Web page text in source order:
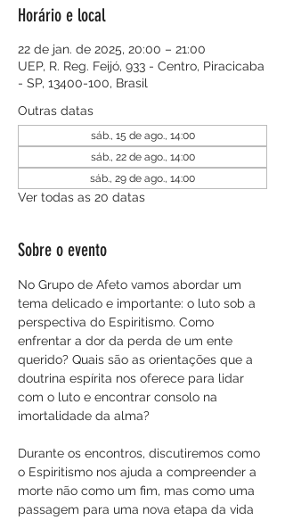
Horário e local
22 de jan. de 2025, 20:00 – 21:00
UEP, R. Reg. Feijó, 933 - Centro, Piracicaba
- SP, 13400-100, Brasil
Outras datas
sáb., 15 de ago., 14:00
sáb., 22 de ago., 14:00
sáb., 29 de ago., 14:00
Ver todas as 20 datas
Sobre o evento
No Grupo de Afeto vamos abordar um
tema delicado e importante: o luto sob a
perspectiva do Espiritismo. Como
enfrentar a dor da perda de um ente
querido? Quais são as orientações que a
doutrina espírita nos oferece para lidar
com o luto e encontrar consolo na
imortalidade da alma?
Durante os encontros, discutiremos como
o Espiritismo nos ajuda a compreender a
morte não como um fim, mas como uma
passagem para uma nova etapa da vida